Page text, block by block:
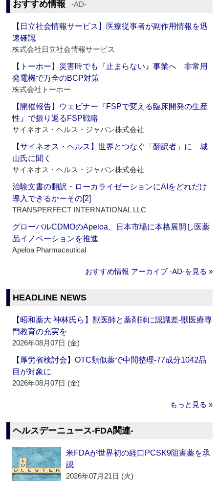
おすすめ情報 ‐AD‐
【日立社会情報サービス】医療従事者が副作用情報を迅
速確認
株式会社日立社会情報サービス
【トーホー】災害時でも『止まらない』事業へ 非常用
発電機で万全のBCP対策
株式会社トーホー
【開催報告】ウェビナー『FSPで変える臨床開発の生産
性』で振り返るFSP戦略
サイネオス・ヘルス・ジャパン株式会社
【サイネオス・ヘルス】世界とつなぐ「翻訳者」に 城
山氏に聞く
サイネオス・ヘルス・ジャパン株式会社
治験文書の翻訳・ローカライゼーションにAIをどれだけ
導入できるかーその[2]
TRANSPERFECT INTERNATIONAL LLC
グローバルCDMOのApeloa、日本市場に本格展開し医薬
品イノベーションを推進
Apeloa Pharmaceutical
おすすめ情報 アーカイブ ‐AD‐を見る »
HEADLINE NEWS
【昭和薬大 神林氏ら】獣医師と薬剤師に認識差‐獣医療専
門教育の充実を
2026年08月07日 (金)
【厚労省検討会】OTC類似薬で中間整理‐77成分1042品
目が対象に
2026年08月07日 (金)
もっと見る »
ヘルスデーニュース‐FDA関連‐
米FDAが世界初の経口PCSK9阻害薬を承
認
2026年07月21日 (火)